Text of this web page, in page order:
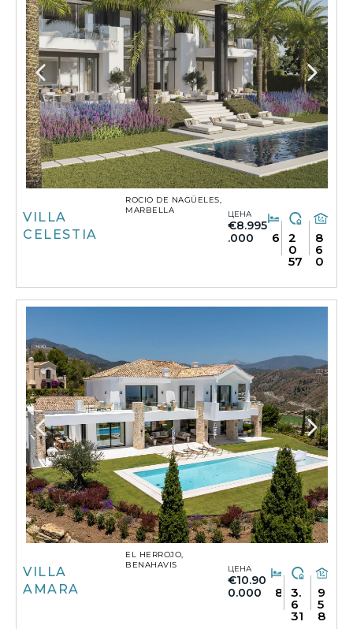
VILLA
CELESTIA
ROCIO DE NAGÜELES,
MARBELLA
ЦЕНА
€8.995
.000
6 2
0
57
8
6
0
VILLA
AMARA
EL HERROJO,
BENAHAVIS
ЦЕНА
€10.90
0.000
8 3.
6
31
9
5
8